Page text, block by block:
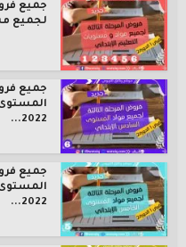
جميع
لجميع
جميع
2022...
جميع
2022...